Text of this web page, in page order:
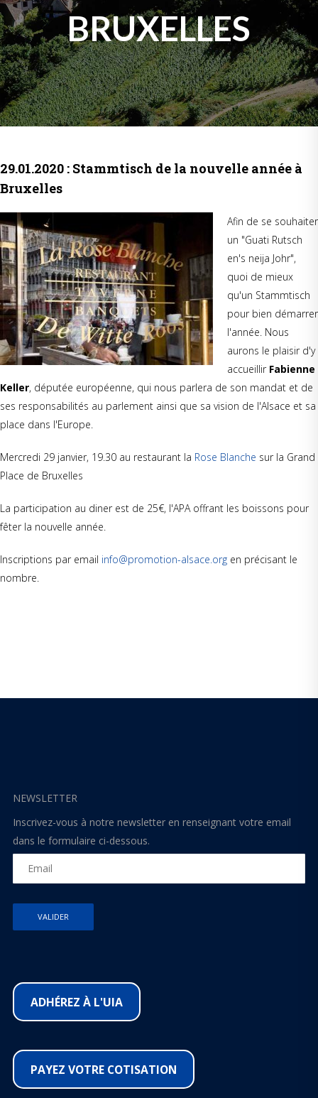
BRUXELLES
29.01.2020 : Stammtisch de la nouvelle année à
Bruxelles
Afin de se souhaiter
un "Guati Rutsch
en's neija Johr",
quoi de mieux
qu'un Stammtisch
pour bien démarrer
l'année. Nous
aurons le plaisir d'y
accueillir Fabienne
Keller, députée européenne, qui nous parlera de son mandat et de
ses responsabilités au parlement ainsi que sa vision de l'Alsace et sa
place dans l'Europe.
Mercredi 29 janvier, 19.30 au restaurant la Rose Blanche sur la Grand
Place de Bruxelles
La participation au diner est de 25€, l'APA offrant les boissons pour
fêter la nouvelle année.
Inscriptions par email info@promotion-alsace.org en précisant le
nombre.
NEWSLETTER
Inscrivez-vous à notre newsletter en renseignant votre email
dans le formulaire ci-dessous.
ADHÉREZ À L'UIA
PAYEZ VOTRE COTISATION